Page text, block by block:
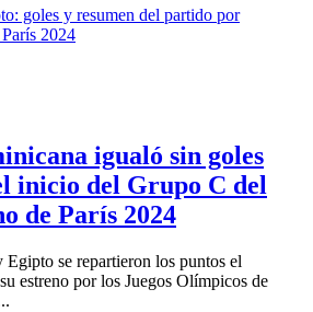
igualó sin goles
inicio del Grupo C del
de París 2024
se repartieron los puntos el
estreno por los Juegos Olímpicos de